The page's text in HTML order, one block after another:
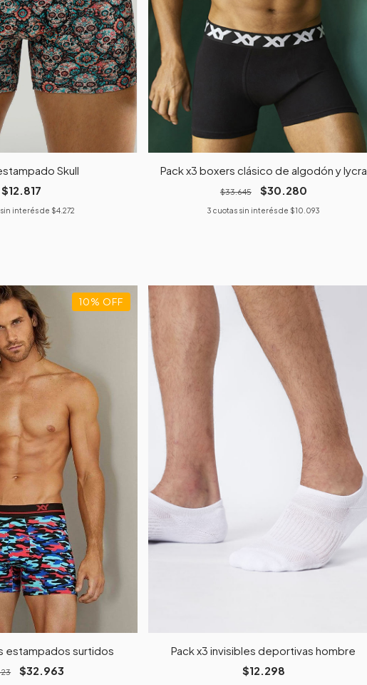
Skull
$12.817
interés de $4.272
Pack x3 boxers clásico de algodón y lycra
$33.645 $30.280
3 cuotas sin interés de $10.093
10% OFF
estampados surtidos
$32.963
Pack x3 invisibles deportivas hombre
$12.298